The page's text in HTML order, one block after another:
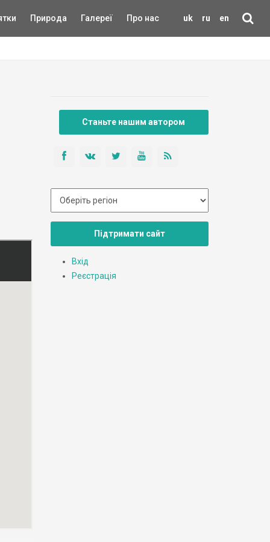
uk ru en
Природа Галереї Про нас
Станьте нашим автором
Підтримати сайт
Вхід
Реєстрація